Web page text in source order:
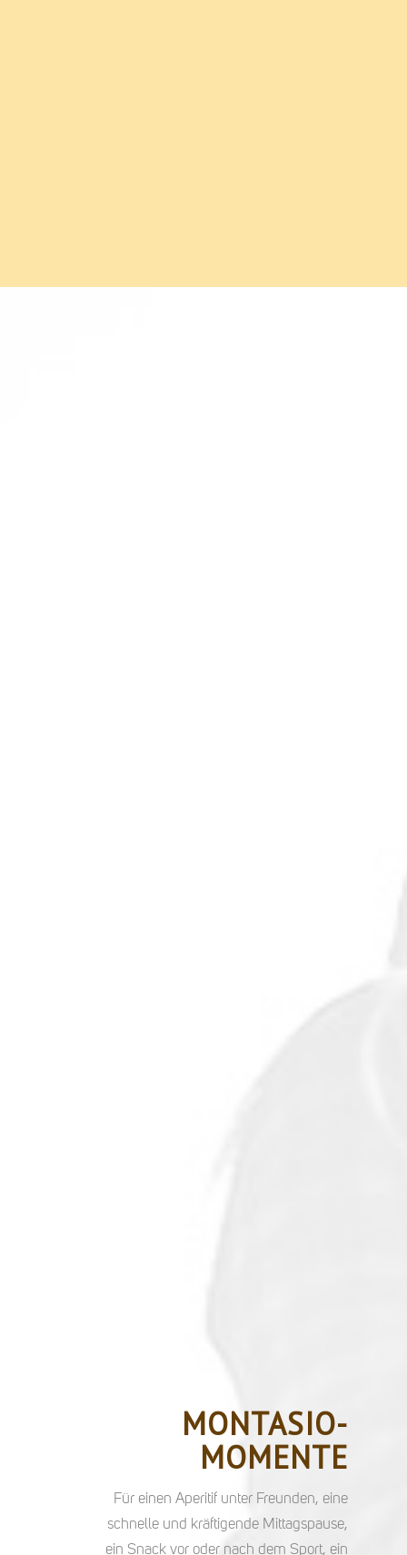
MONTASIO-
MOMENTE
Für einen Aperitif unter Freunden, eine
schnelle und kräftigende Mittagspause,
ein Snack vor oder nach dem Sport, ein